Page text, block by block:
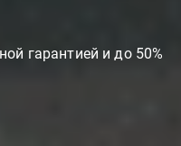
гарантией и до 50%